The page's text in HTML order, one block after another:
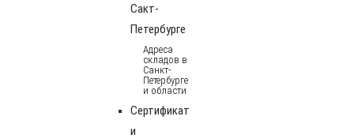
Сакт-
Петербурге
Адреса
складов в
Санкт-
Петербурге
и области
Сертификат
и